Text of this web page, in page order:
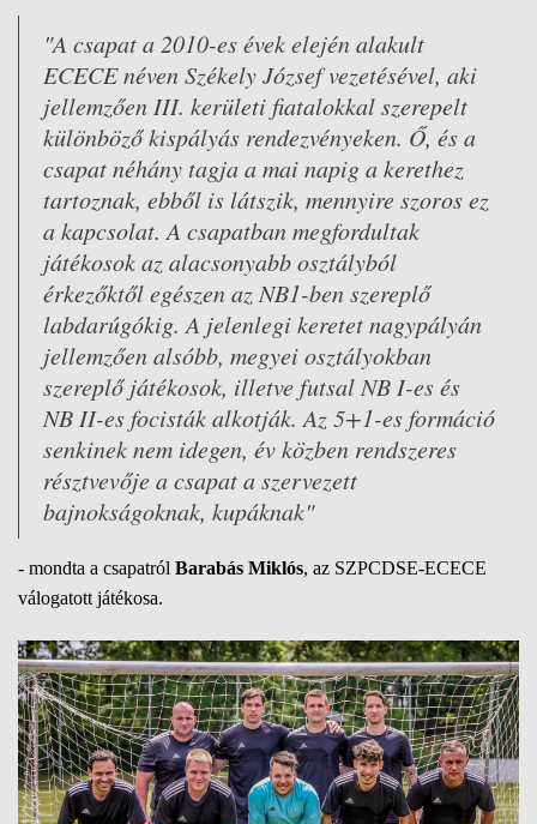
"A csapat a 2010-es évek elején alakult
ECECE néven Székely József vezetésével, aki
jellemzően III. kerületi fiatalokkal szerepelt
különböző kispályás rendezvényeken. Ő, és a
csapat néhány tagja a mai napig a kerethez
tartoznak, ebből is látszik, mennyire szoros ez
a kapcsolat. A csapatban megfordultak
játékosok az alacsonyabb osztályból
érkezőktől egészen az NB1-ben szereplő
labdarúgókig. A jelenlegi keretet nagypályán
jellemzően alsóbb, megyei osztályokban
szereplő játékosok, illetve futsal NB I-es és
NB II-es focisták alkotják. Az 5+1-es formáció
senkinek nem idegen, év közben rendszeres
résztvevője a csapat a szervezett
bajnokságoknak, kupáknak"
- mondta a csapatról Barabás Miklós, az SZPCDSE-ECECE
válogatott játékosa.